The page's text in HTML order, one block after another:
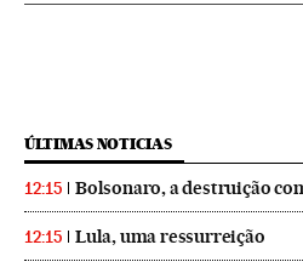
ÚLTIMAS NOTICIAS
12:15 Bolsonaro, a destruição
12:15 Lula, uma ressurreição